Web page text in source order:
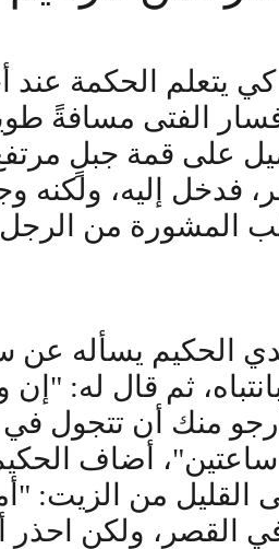
كي يتعلم الحكمة
فسار الفتى مسافةً
على قمة جبلٍ
إليه، ولكنه
المشورة من الرجل
الحكيم يسأله عن
ثم قال له: "إن
أرجو منك أن تتجول
أضاف
القليل من الزيت:
القصر، ولكن